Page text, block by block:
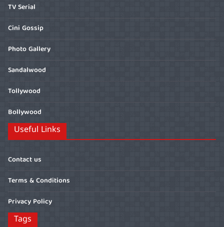
TV Serial
Cini Gossip
Photo Gallery
Sandalwood
Tollywood
Bollywood
Useful Links
Contact us
Terms & Conditions
Privacy Policy
Tags